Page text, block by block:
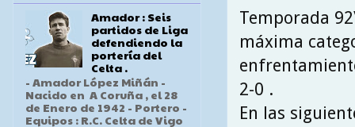
Temporada
máxima
2-0 .
En las
Amador : Seis
partidos de Liga
defendiendo la
portería del
Celta .
- Amador López Miñán -
Nacido en A Coruña , el 28
de Enero de 1942 - Portero -
Equipos : R.C. Celta de Vigo